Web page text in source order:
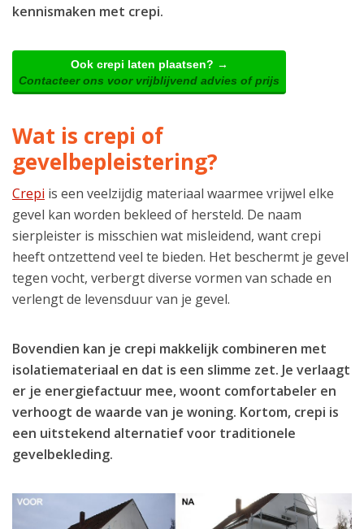
kennismaken met crepi.
Ook crepi laten plaatsen? →
Contacteer ons voor vrijblijvend advies of prijs
Wat is crepi of
gevelbepleistering?
Crepi is een veelzijdig materiaal waarmee vrijwel elke
gevel kan worden bekleed of hersteld. De naam
sierpleister is misschien wat misleidend, want crepi
heeft ontzettend veel te bieden. Het beschermt je gevel
tegen vocht, verbergt diverse vormen van schade en
verlengt de levensduur van je gevel.
Bovendien kan je crepi makkelijk combineren met
isolatiemateriaal en dat is een slimme zet. Je verlaagt
er je energiefactuur mee, woont comfortabeler en
verhoogt de waarde van je woning. Kortom, crepi is
een uitstekend alternatief voor traditionele
gevelbekleding.